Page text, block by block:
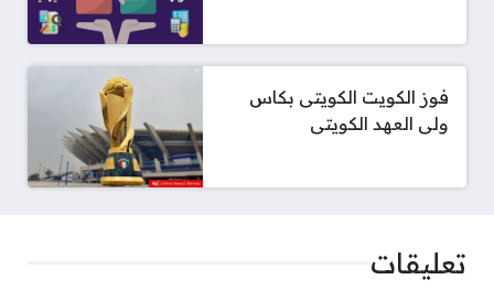
فوز الكويت الكويتى بكاس
ولى العهد الكويتى
تعليقات